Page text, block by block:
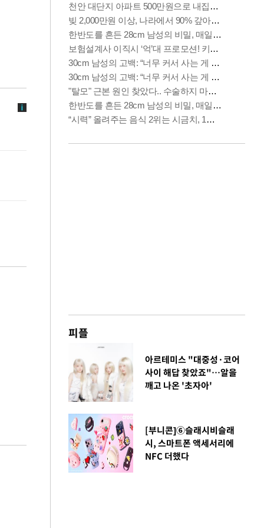
피플
아르테미스 "대중성·코어
사이 해답 찾았죠"…알을
깨고 나온 '초자아'
[부니콘]⑥슬래시비슬래
시, 스마트폰 액세서리에
NFC 더했다